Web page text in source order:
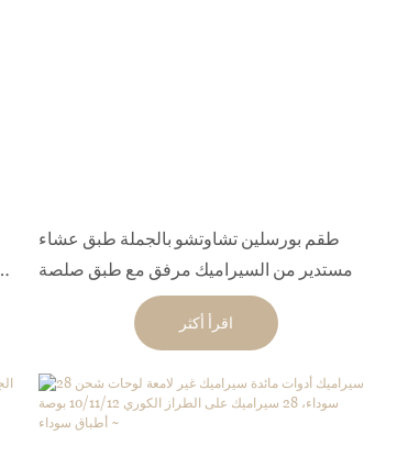
طقم بورسلين تشاوتشو بالجملة طبق عشاء
مستدير من السيراميك مرفق مع طبق صلصة
اقرأ أكثر